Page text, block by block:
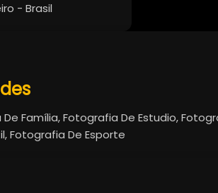
- Brasil
Família, Fotografia De Estudio,
Fotografia De Esporte